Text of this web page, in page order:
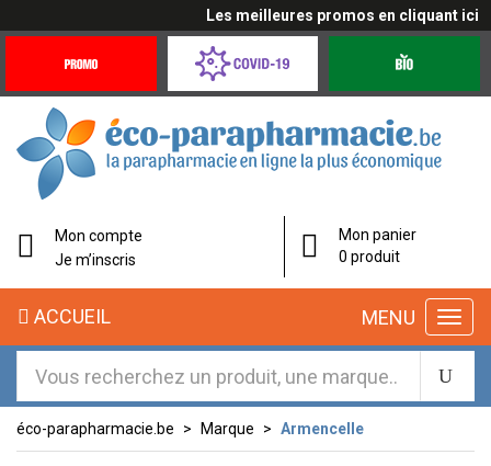
Les meilleures promos en cliquant ici
Offres
Coronavirus
éco-
parapharmacie.fr
éco-
parapharmacie.fr
Mon compte
Je m’inscris
Mon panier
0 produit
MENU
ACCUEIL
éco-parapharmacie.be Marque Armencelle